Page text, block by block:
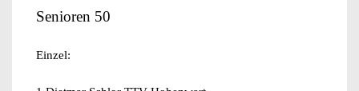
Senioren 50
Einzel: